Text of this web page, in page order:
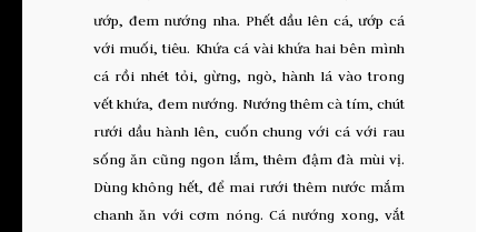
ướp, đem nướng nha. Phết dầu lên cá, ướp cá
với muối, tiêu. Khứa cá vài khứa hai bên mình
cá rồi nhét tỏi, gừng, ngò, hành lá vào trong
vết khứa, đem nướng. Nướng thêm cà tím, chút
rưới dầu hành lên, cuốn chung với cá với rau
sống ăn cũng ngon lắm, thêm đậm đà mùi vị.
Dùng không hết, để mai rưới thêm nước mắm
chanh ăn với cơm nóng. Cá nướng xong, vắt